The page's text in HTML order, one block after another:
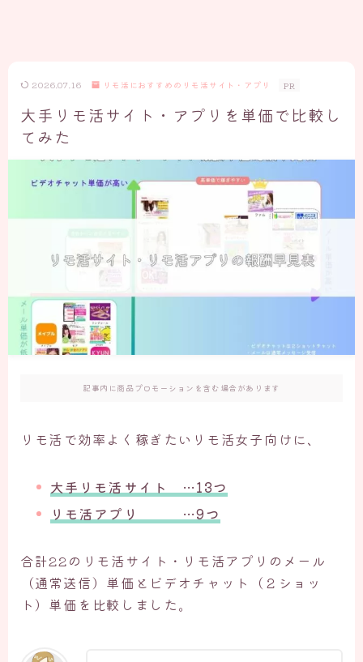
2026.07.16 リモ活におすすめのリモ活サイト・アプリ PR
大手リモ活サイト・アプリを単価で比較し
てみた
記事内に商品プロモーションを含む場合があります
リモ活で効率よく稼ぎたいリモ活女子向けに、
大手リモ活サイト …13つ
リモ活アプリ …9つ
合計22のリモ活サイト・リモ活アプリのメール
（通常送信）単価とビデオチャット（２ショッ
ト）単価を比較しました。